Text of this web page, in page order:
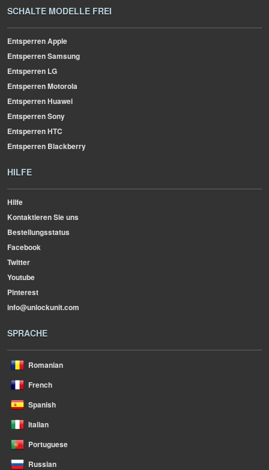
SCHALTE MODELLE FREI
Entsperren Apple
Entsperren Samsung
Entsperren LG
Entsperren Motorola
Entsperren Huawei
Entsperren Sony
Entsperren HTC
Entsperren Blackberry
HILFE
Hilfe
Kontaktieren Sie uns
Bestellungsstatus
Facebook
Twitter
Youtube
Pinterest
info@unlockunit.com
SPRACHE
Romanian
French
Spanish
Italian
Portuguese
Russian